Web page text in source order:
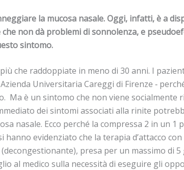
la mucosa nasale. Oggi, infatti, è a
non dà problemi di sonnolenza, e
sintomo.
che raddoppiate in meno di 30 anni. I
Universitaria Careggi di Firenze ‐
è un sintomo che non viene socialmente
dei sintomi associati alla rinite
nasale. Ecco perché la compressa 2 in
evidenziato che la terapia d’attacco
presa per un massimo di
al medico sulla necessità di eseguire gli